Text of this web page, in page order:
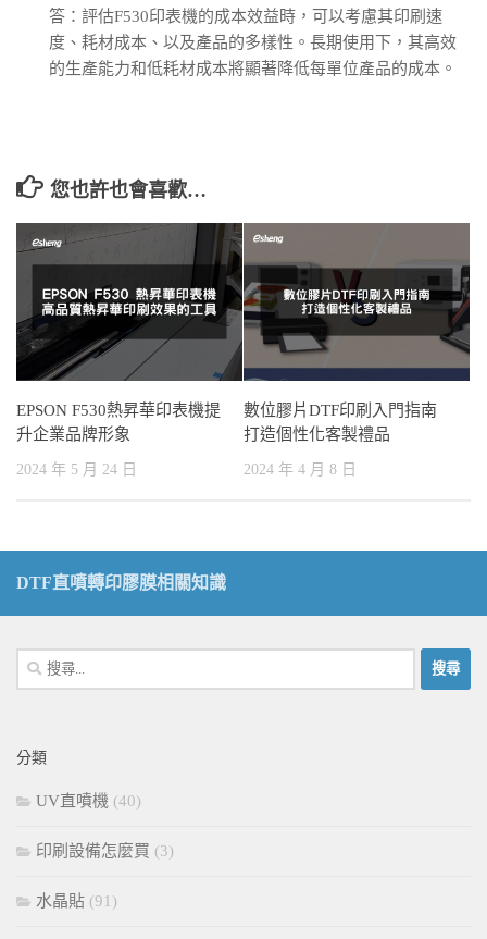
答：評估F530印表機的成本效益時，可以考慮其印刷速
度、耗材成本、以及產品的多樣性。長期使用下，其高效
的生產能力和低耗材成本將顯著降低每單位產品的成本。
您也許也會喜歡…
EPSON F530熱昇華印表機提
升企業品牌形象
2024 年 5 月 24 日
數位膠片DTF印刷入門指南
打造個性化客製禮品
2024 年 4 月 8 日
DTF直噴轉印膠膜相關知識
搜
尋
字:
分類
UV直噴機 (40)
印刷設備怎麼買 (3)
水晶貼 (91)